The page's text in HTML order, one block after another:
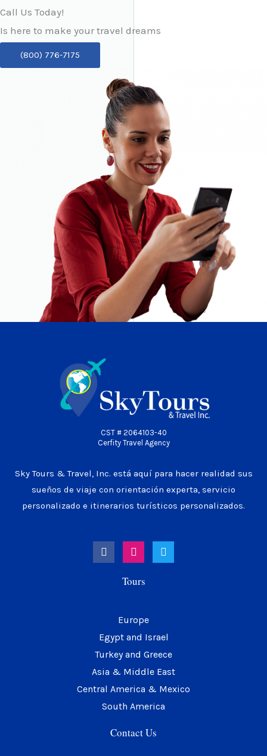
Call Us Today!
Is here to make your travel dreams
(800) 776-7175
CST # 2064103-40
Cerfity Travel Agency
Sky Tours & Travel, Inc. está aquí para hacer realidad sus
sueños de viaje con orientación experta, servicio
personalizado e itinerarios turísticos personalizados.
F
a
c
I
n
s
a
a
m
T
w
i
Tours
Europe
Egypt and Israel
Turkey and Greece
Asia & Middle East
Central America & Mexico
South America
Contact Us